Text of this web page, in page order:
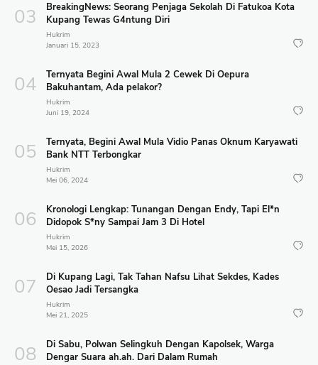
BreakingNews: Seorang Penjaga Sekolah Di Fatukoa Kota
Kupang Tewas G4ntung Diri
Hukrim
Januari 15, 2023
Ternyata Begini Awal Mula 2 Cewek Di Oepura
Bakuhantam, Ada pelakor?
Hukrim
Juni 19, 2024
Ternyata, Begini Awal Mula Vidio Panas Oknum Karyawati
Bank NTT Terbongkar
Hukrim
Mei 06, 2024
Kronologi Lengkap: Tunangan Dengan Endy, Tapi El*n
Didopok S*ny Sampai Jam 3 Di Hotel
Hukrim
Mei 15, 2026
Di Kupang Lagi, Tak Tahan Nafsu Lihat Sekdes, Kades
Oesao Jadi Tersangka
Hukrim
Mei 21, 2025
Di Sabu, Polwan Selingkuh Dengan Kapolsek, Warga
Dengar Suara ah.ah. Dari Dalam Rumah